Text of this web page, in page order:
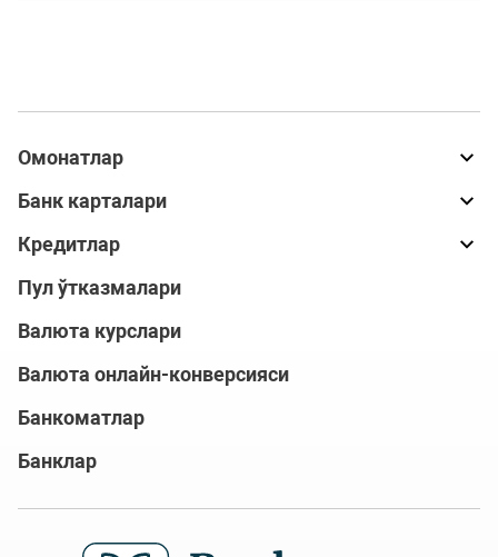
Омонатлар
Банк карталари
Кредитлар
Пул ўтказмалари
Валюта курслари
Валюта онлайн-конверсияси
Банкоматлар
Банклар